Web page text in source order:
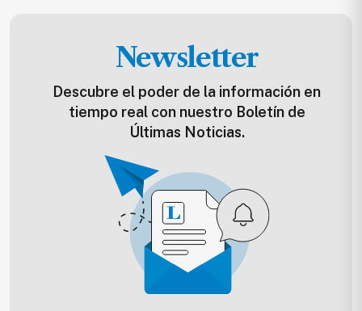
Newsletter
Descubre el poder de la información en
tiempo real con nuestro Boletín de
Últimas Noticias.